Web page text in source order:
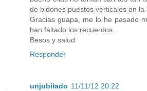
de bidones puestos verticales en la
Gracias guapa, me lo he pasado
han faltado los recuerdos...
Besos y salud
Responder
unjubilado 11/11/12 20:22